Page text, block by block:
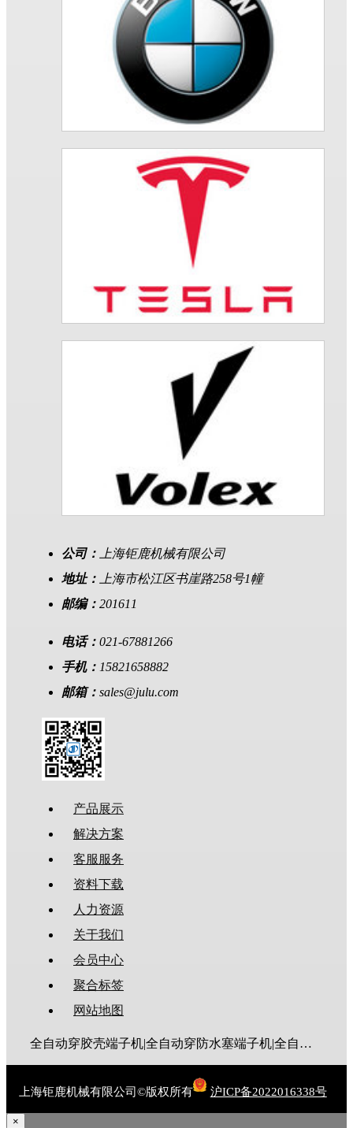
公司：
上海钜鹿机械有限公司
地址：
上海市松江区书崖路258号1幢
邮编： 201611
电话： 021-67881266
手机： 15821658882
邮箱： sales@julu.com
产品展示
解决方案
客服服务
资料下载
人力资源
关于我们
会员中心
聚合标签
网站地图
全自动穿胶壳端子机|全自动穿防水塞端子机|全自动穿热缩管端子机|全自动穿护套端子机|全自动穿号码管端子机|全自动端子机|全自动穿防水栓端子机|端子压着机|端子压接机|静音端子机|多芯线端子机|护套线端子机|全自动排线端子机|新能源大平方压接机|电脑剥线机|自动剥线机|裁线机|剥线机
上海钜鹿机械有限公司©版权所有 沪ICP备2022016338号
×